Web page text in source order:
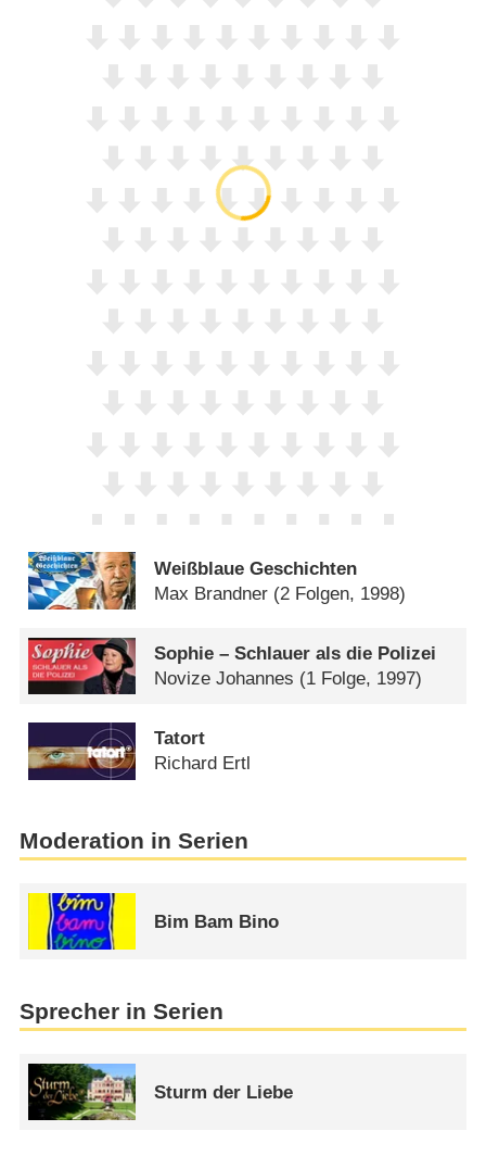
Weißblaue Geschichten
Max Brandner (2 Folgen, 1998)
Sophie – Schlauer als die Polizei
Novize Johannes (1 Folge, 1997)
Tatort
Richard Ertl
Moderation in Serien
Bim Bam Bino
Sprecher in Serien
Sturm der Liebe